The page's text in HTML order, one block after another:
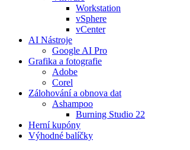
Workstation
vSphere
vCenter
AI Nástroje
Google AI Pro
Grafika a fotografie
Adobe
Corel
Zálohování a obnova dat
Ashampoo
Burning Studio 22
Herní kupóny
Výhodné balíčky